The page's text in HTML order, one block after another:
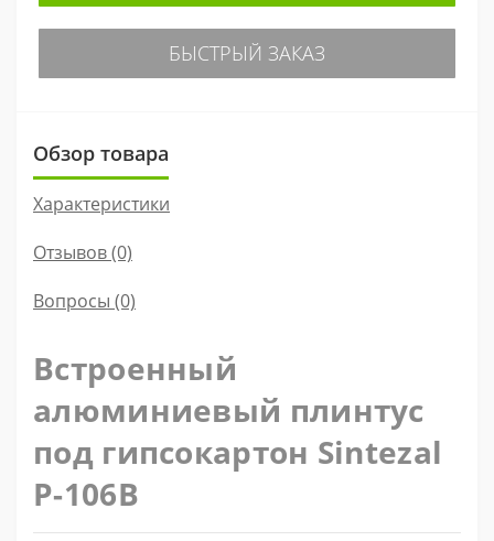
БЫСТРЫЙ ЗАКАЗ
Обзор товара
Характеристики
Отзывов (0)
Вопросы (0)
Встроенный
алюминиевый плинтус
под гипсокартон Sintezal
Р-106B